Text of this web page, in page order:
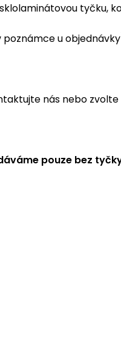
tyčku,
u
nás nebo zvolte
pouze bez